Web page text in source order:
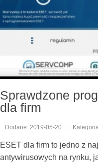
Sprawdzone
dla firm
Dodane: 2019-05-20 ::
ESET dla firm to jedno z
antywirusowych na rynku,